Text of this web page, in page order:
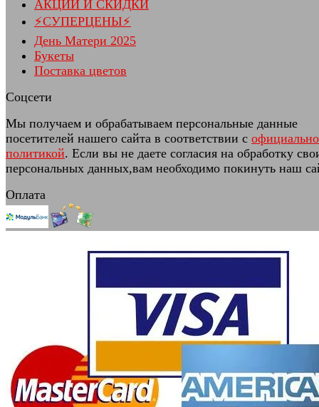
АКЦИИ И СКИДКИ
⚡СУПЕРЦЕНЫ⚡
День Матери 2025
Букеты
Поставка цветов
Соцсети
Мы получаем и обрабатываем персональные данные
посетителей нашего сайта в соответствии с
политикой. Если вы не даете согласия на обработку
персональных данных,вам необходимо покинуть наш
Оплата